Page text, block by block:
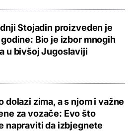
Stojadin proizveden je
Bio je izbor mnogih
u bivšoj Jugoslaviji
dolazi zima, a s njom i važne
za vozače: Evo što
napraviti da izbjegnete